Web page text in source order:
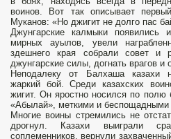
воинов. Вот так описывает
Муканов: «Но джигит не долго пас
Джунгарские калмыки
мирных ауылов, увели
здешнего края собрали совет и
джунгарские силы, догнать врагов и
Неподалеку от Балхаша казахи
жаркий бой. Среди казахских
жигит. Он яростно носился по полю
«Абылай», меткими и беспощадными
Многие воины стремились не
дрогнул. Казахи выиграли
соплеменников, вернули